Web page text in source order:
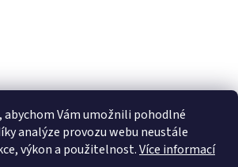
abychom Vám umožnili pohodlné
analýze provozu webu neustále
výkon a použitelnost.Více informací